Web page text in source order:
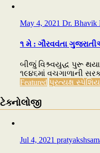
May 4, 2021 Dr. Bhavik
૧ મે : ગૌરવવંતા
બીજું વિશ્ર્વયુદ્ધ પુરૂ
૧૯૪૬માં વચગાળાની
Featured પ્રત્યક્ષ
ટેક્નોલોજી
Jul 4, 2021